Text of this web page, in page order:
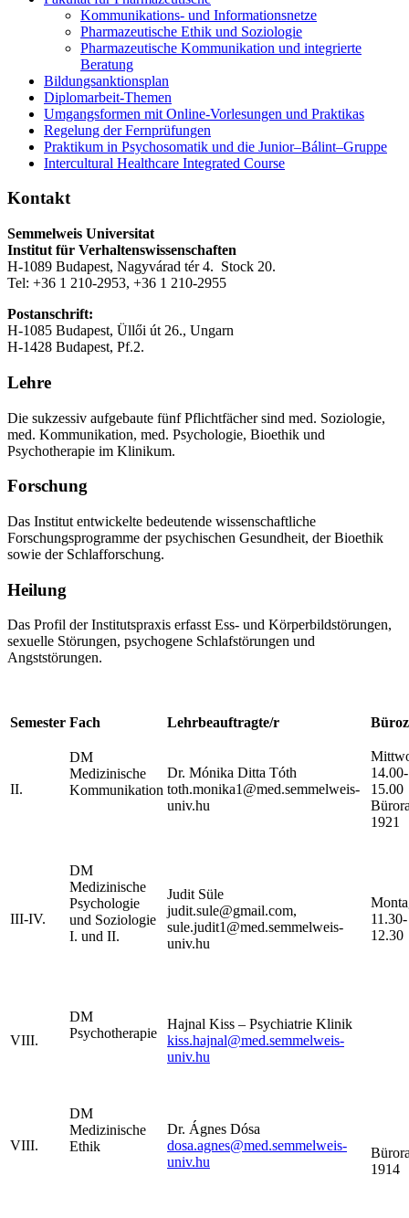
Kommunikations- und Informationsnetze
Pharmazeutische Ethik und Soziologie
Pharmazeutische Kommunikation und integrierte
Beratung
Bildungsanktionsplan
Diplomarbeit-Themen
Umgangsformen mit Online-Vorlesungen und Praktikas
Regelung der Fernprüfungen
Praktikum in Psychosomatik und die Junior–Bálint–Gruppe
Intercultural Healthcare Integrated Course
Kontakt
Semmelweis Universitat
Institut für Verhaltenswissenschaften
H-1089 Budapest, Nagyvárad tér 4. Stock 20.
Tel: +36 1 210-2953, +36 1 210-2955
Postanschrift:
H-1085 Budapest, Üllői út 26., Ungarn
H-1428 Budapest, Pf.2.
Lehre
Die sukzessiv aufgebaute fünf Pflichtfächer sind med. Soziologie,
med. Kommunikation, med. Psychologie, Bioethik und
Psychotherapie im Klinikum.
Forschung
Das Institut entwickelte bedeutende wissenschaftliche
Forschungsprogramme der psychischen Gesundheit, der Bioethik
sowie der Schlafforschung.
Heilung
Das Profil der Institutspraxis erfasst Ess- und Körperbildstörungen,
sexuelle Störungen, psychogene Schlafstörungen und
Angststörungen.
Semester Fach Lehrbeauftragte/r
II.
DM
Medizinische
Kommunikation
Dr. Mónika Ditta Tóth
toth.monika1@med.semmelweis-
univ.hu
14.00-
15.00
1921
III-IV.
DM
Medizinische
Psychologie
und Soziologie
I. und II.
Judit Süle
judit.sule@gmail.com,
sule.judit1@med.semmelweis-
univ.hu
11.30-
12.30
VIII.
DM
Psychotherapie
Hajnal Kiss – Psychiatrie Klinik
kiss.hajnal@med.semmelweis-
univ.hu
VIII.
DM
Medizinische
Ethik
Dr. Ágnes Dósa
dosa.agnes@med.semmelweis-
univ.hu
1914